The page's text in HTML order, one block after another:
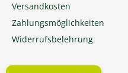
Versandkosten
Zahlungsmöglichkeiten
Widerrufsbelehrung